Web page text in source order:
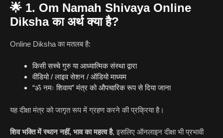
🌟 1. Om Namah Shivaya Online
Diksha का अर्थ क्या है?
Online Diksha का मतलब है:
किसी सच्चे गुरु या आध्यात्मिक संस्था द्वारा
वीडियो / लाइव सेशन / ऑडियो माध्यम
“ॐ नमः शिवाय” मंत्र को औपचारिक रूप से दिया जाना
यह दीक्षा मंत्र को जागृत रूप में ग्रहण करने की प्रक्रिया है।
शिव भक्ति में स्थान नहीं, भाव का महत्व है, इसलिए ऑनलाइन दीक्षा भी प्रभावी